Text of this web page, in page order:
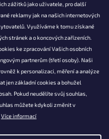
zážitků jako uživatele, pro další
reklamy jak na našich internetových
Využíváme k tomu získané
stránek a o koncových zařízeních.
ke zpracování Vašich osobních
partnerům (třetí osoby). Naši
k personalizaci, měření a analýze
jen základní cookies a bohužel
Pokud neudělíte svůj souhlas,
můžete kdykoli změnit v
Více informací